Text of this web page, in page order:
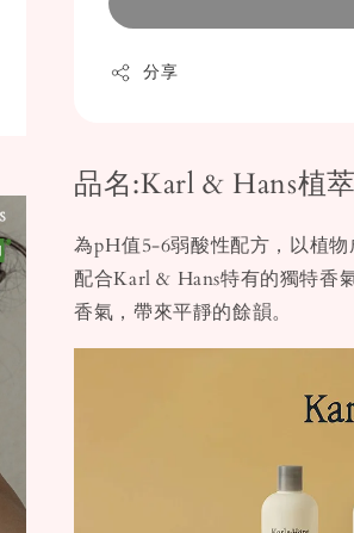
分享
品名:Karl & Hans植
為pH值5-6弱酸性配方，以植物
配合Karl & Hans特有的獨特香
香氣，帶來平靜的餘韻。